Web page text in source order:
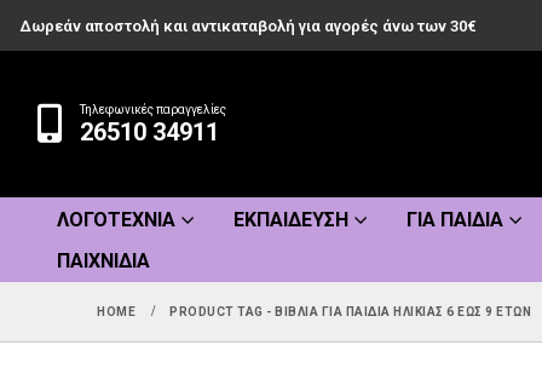
Δωρεάν αποστολή και αντικαταβολή για αγορές άνω των 30€
Τηλεφωνικές παραγγελίες
26510 34911
ΛΟΓΟΤΕΧΝΊΑ ΕΚΠΑΊΔΕΥΣΗ ΓΙΑ ΠΑΙΔΙΆ
ΠΑΙΧΝΊΔΙΑ
HOME PRODUCT TAG - ΒΙΒΛΊΑ ΓΙΑ ΠΑΙΔΙΆ ΗΛΙΚΊΑΣ 6 ΈΩΣ 9 ΕΤΏΝ